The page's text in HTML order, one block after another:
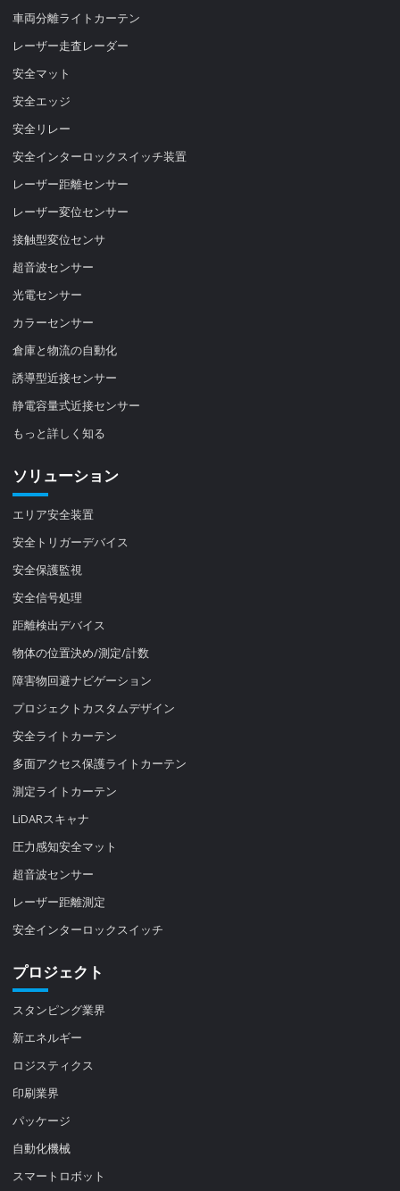
車両分離ライトカーテン
レーザー走査レーダー
安全マット
安全エッジ
安全リレー
安全インターロックスイッチ装置
レーザー距離センサー
レーザー変位センサー
接触型変位センサ
超音波センサー
光電センサー
カラーセンサー
倉庫と物流の自動化
誘導型近接センサー
静電容量式近接センサー
もっと詳しく知る
ソリューション
エリア安全装置
安全トリガーデバイス
安全保護監視
安全信号処理
距離検出デバイス
物体の位置決め/測定/計数
障害物回避ナビゲーション
プロジェクトカスタムデザイン
安全ライトカーテン
多面アクセス保護ライトカーテン
測定ライトカーテン
LiDARスキャナ
圧力感知安全マット
超音波センサー
レーザー距離測定
安全インターロックスイッチ
プロジェクト
スタンピング業界
新エネルギー
ロジスティクス
印刷業界
パッケージ
自動化機械
スマートロボット